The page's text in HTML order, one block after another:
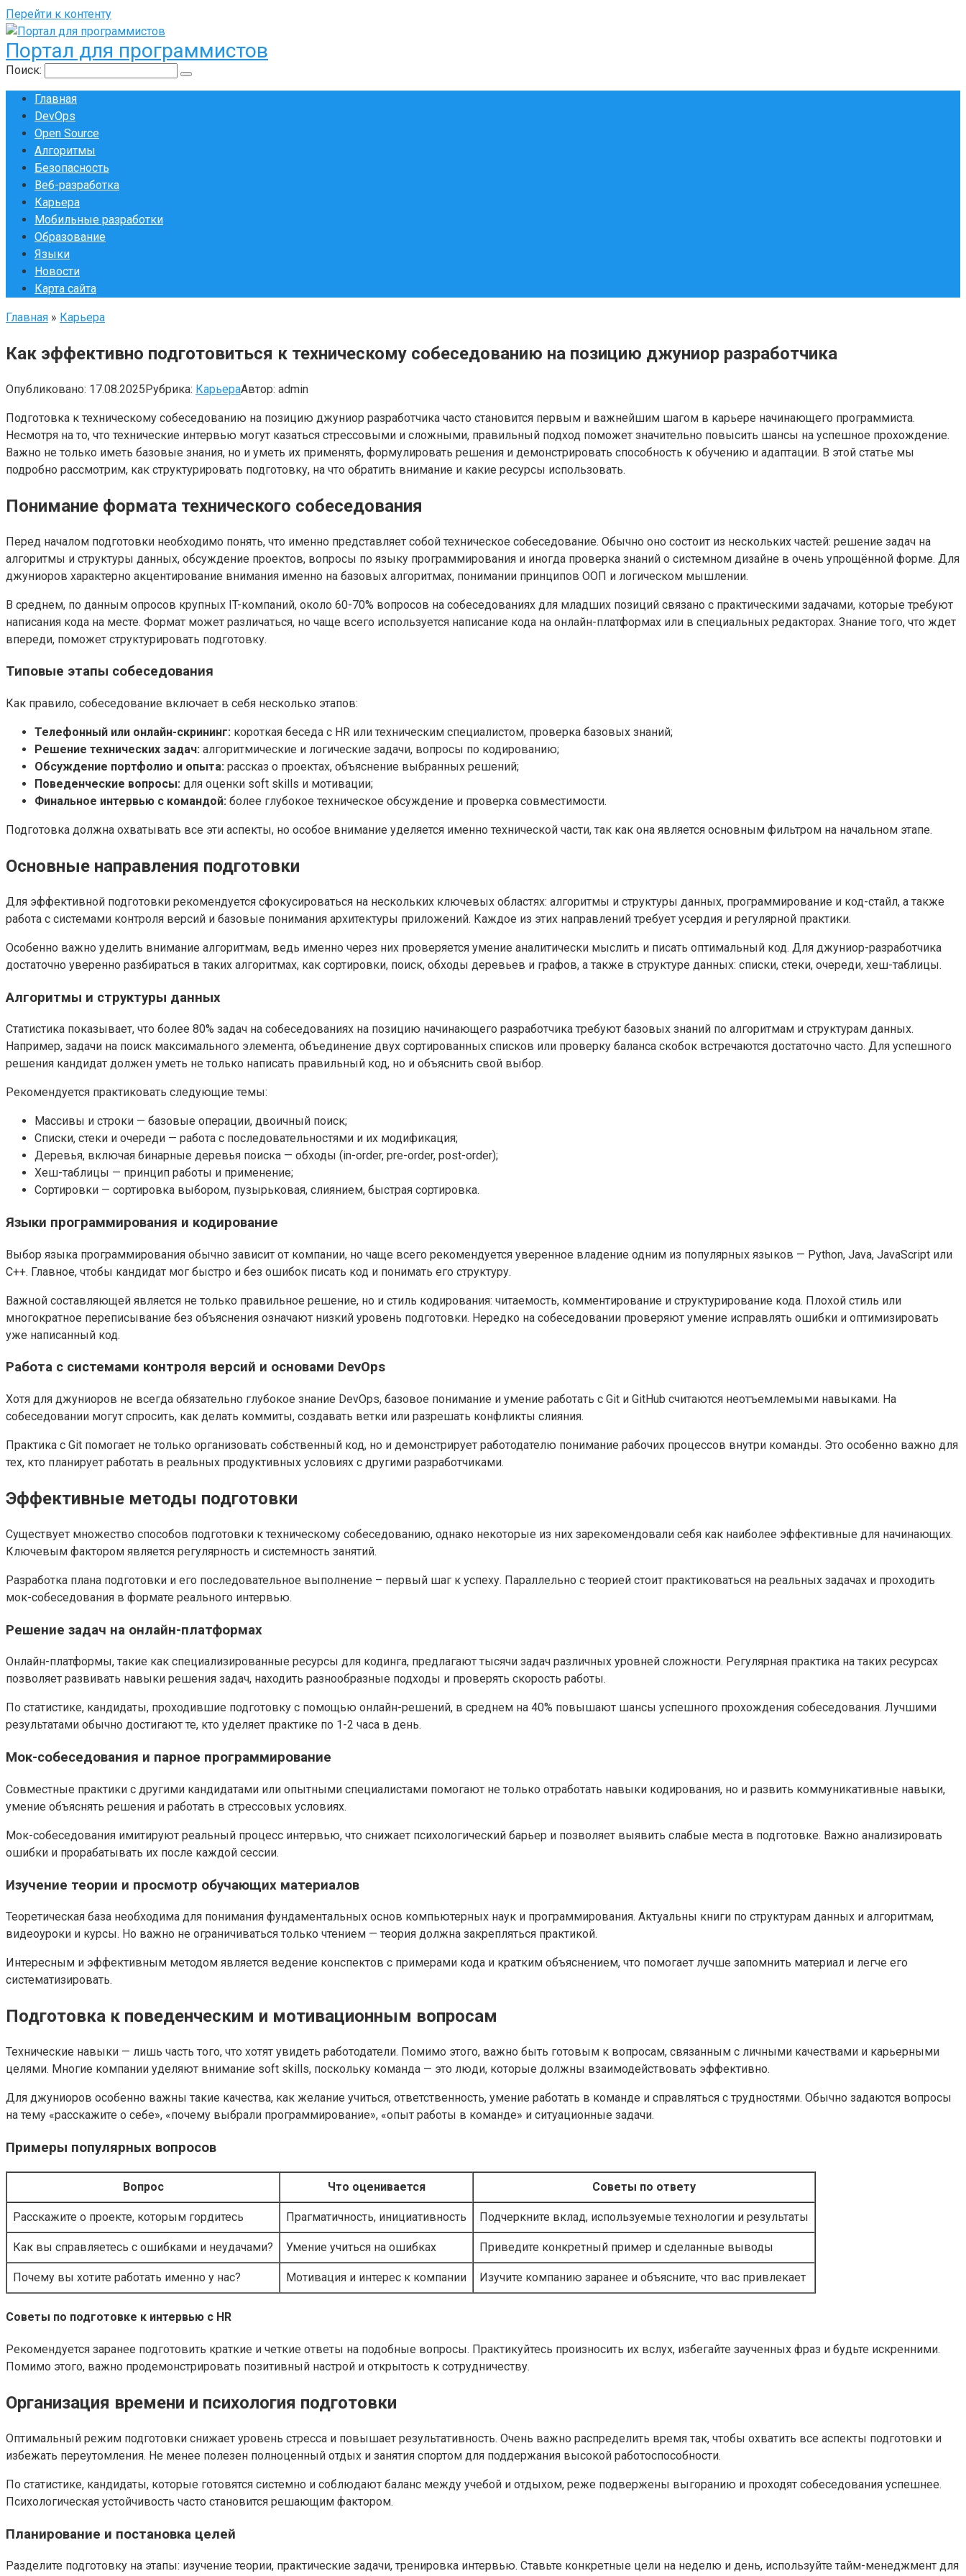
Перейти к контенту
Портал для программистов
Поиск:
Главная
DevOps
Open Source
Алгоритмы
Безопасность
Веб-разработка
Карьера
Мобильные разработки
Образование
Языки
Новости
Карта сайта
Главная » Карьера
Как эффективно подготовиться к техническому собеседованию на позицию джуниор разработчика
Опубликовано: 17.08.2025Рубрика: КарьераАвтор: admin
Подготовка к техническому собеседованию на позицию джуниор разработчика часто становится первым и важнейшим шагом в карьере начинающего программиста.
Несмотря на то, что технические интервью могут казаться стрессовыми и сложными, правильный подход поможет значительно повысить шансы на успешное прохождение.
Важно не только иметь базовые знания, но и уметь их применять, формулировать решения и демонстрировать способность к обучению и адаптации. В этой статье мы
подробно рассмотрим, как структурировать подготовку, на что обратить внимание и какие ресурсы использовать.
Понимание формата технического собеседования
Перед началом подготовки необходимо понять, что именно представляет собой техническое собеседование. Обычно оно состоит из нескольких частей: решение задач на
алгоритмы и структуры данных, обсуждение проектов, вопросы по языку программирования и иногда проверка знаний о системном дизайне в очень упрощённой форме. Для
джуниоров характерно акцентирование внимания именно на базовых алгоритмах, понимании принципов ООП и логическом мышлении.
В среднем, по данным опросов крупных IT-компаний, около 60-70% вопросов на собеседованиях для младших позиций связано с практическими задачами, которые требуют
написания кода на месте. Формат может различаться, но чаще всего используется написание кода на онлайн-платформах или в специальных редакторах. Знание того, что ждет
впереди, поможет структурировать подготовку.
Типовые этапы собеседования
Как правило, собеседование включает в себя несколько этапов:
Телефонный или онлайн-скрининг: короткая беседа с HR или техническим специалистом, проверка базовых знаний;
Решение технических задач: алгоритмические и логические задачи, вопросы по кодированию;
Обсуждение портфолио и опыта: рассказ о проектах, объяснение выбранных решений;
Поведенческие вопросы: для оценки soft skills и мотивации;
Финальное интервью с командой: более глубокое техническое обсуждение и проверка совместимости.
Подготовка должна охватывать все эти аспекты, но особое внимание уделяется именно технической части, так как она является основным фильтром на начальном этапе.
Основные направления подготовки
Для эффективной подготовки рекомендуется сфокусироваться на нескольких ключевых областях: алгоритмы и структуры данных, программирование и код-стайл, а также
работа с системами контроля версий и базовые понимания архитектуры приложений. Каждое из этих направлений требует усердия и регулярной практики.
Особенно важно уделить внимание алгоритмам, ведь именно через них проверяется умение аналитически мыслить и писать оптимальный код. Для джуниор-разработчика
достаточно уверенно разбираться в таких алгоритмах, как сортировки, поиск, обходы деревьев и графов, а также в структуре данных: списки, стеки, очереди, хеш-таблицы.
Алгоритмы и структуры данных
Статистика показывает, что более 80% задач на собеседованиях на позицию начинающего разработчика требуют базовых знаний по алгоритмам и структурам данных.
Например, задачи на поиск максимального элемента, объединение двух сортированных списков или проверку баланса скобок встречаются достаточно часто. Для успешного
решения кандидат должен уметь не только написать правильный код, но и объяснить свой выбор.
Рекомендуется практиковать следующие темы:
Массивы и строки — базовые операции, двоичный поиск;
Списки, стеки и очереди — работа с последовательностями и их модификация;
Деревья, включая бинарные деревья поиска — обходы (in-order, pre-order, post-order);
Хеш-таблицы — принцип работы и применение;
Сортировки — сортировка выбором, пузырьковая, слиянием, быстрая сортировка.
Языки программирования и кодирование
Выбор языка программирования обычно зависит от компании, но чаще всего рекомендуется уверенное владение одним из популярных языков — Python, Java, JavaScript или
C++. Главное, чтобы кандидат мог быстро и без ошибок писать код и понимать его структуру.
Важной составляющей является не только правильное решение, но и стиль кодирования: читаемость, комментирование и структурирование кода. Плохой стиль или
многократное переписывание без объяснения означают низкий уровень подготовки. Нередко на собеседовании проверяют умение исправлять ошибки и оптимизировать
уже написанный код.
Работа с системами контроля версий и основами DevOps
Хотя для джуниоров не всегда обязательно глубокое знание DevOps, базовое понимание и умение работать с Git и GitHub считаются неотъемлемыми навыками. На
собеседовании могут спросить, как делать коммиты, создавать ветки или разрешать конфликты слияния.
Практика с Git помогает не только организовать собственный код, но и демонстрирует работодателю понимание рабочих процессов внутри команды. Это особенно важно для
тех, кто планирует работать в реальных продуктивных условиях с другими разработчиками.
Эффективные методы подготовки
Существует множество способов подготовки к техническому собеседованию, однако некоторые из них зарекомендовали себя как наиболее эффективные для начинающих.
Ключевым фактором является регулярность и системность занятий.
Разработка плана подготовки и его последовательное выполнение – первый шаг к успеху. Параллельно с теорией стоит практиковаться на реальных задачах и проходить
мок-собеседования в формате реального интервью.
Решение задач на онлайн-платформах
Онлайн-платформы, такие как специализированные ресурсы для кодинга, предлагают тысячи задач различных уровней сложности. Регулярная практика на таких ресурсах
позволяет развивать навыки решения задач, находить разнообразные подходы и проверять скорость работы.
По статистике, кандидаты, проходившие подготовку с помощью онлайн-решений, в среднем на 40% повышают шансы успешного прохождения собеседования. Лучшими
результатами обычно достигают те, кто уделяет практике по 1-2 часа в день.
Мок-собеседования и парное программирование
Совместные практики с другими кандидатами или опытными специалистами помогают не только отработать навыки кодирования, но и развить коммуникативные навыки,
умение объяснять решения и работать в стрессовых условиях.
Мок-собеседования имитируют реальный процесс интервью, что снижает психологический барьер и позволяет выявить слабые места в подготовке. Важно анализировать
ошибки и прорабатывать их после каждой сессии.
Изучение теории и просмотр обучающих материалов
Теоретическая база необходима для понимания фундаментальных основ компьютерных наук и программирования. Актуальны книги по структурам данных и алгоритмам,
видеоуроки и курсы. Но важно не ограничиваться только чтением — теория должна закрепляться практикой.
Интересным и эффективным методом является ведение конспектов с примерами кода и кратким объяснением, что помогает лучше запомнить материал и легче его
систематизировать.
Подготовка к поведенческим и мотивационным вопросам
Технические навыки — лишь часть того, что хотят увидеть работодатели. Помимо этого, важно быть готовым к вопросам, связанным с личными качествами и карьерными
целями. Многие компании уделяют внимание soft skills, поскольку команда — это люди, которые должны взаимодействовать эффективно.
Для джуниоров особенно важны такие качества, как желание учиться, ответственность, умение работать в команде и справляться с трудностями. Обычно задаются вопросы
на тему «расскажите о себе», «почему выбрали программирование», «опыт работы в команде» и ситуационные задачи.
Примеры популярных вопросов
Вопрос Что оценивается Советы по ответу
Расскажите о проекте, которым гордитесь Прагматичность, инициативность Подчеркните вклад, используемые технологии и результаты
Как вы справляетесь с ошибками и неудачами? Умение учиться на ошибках Приведите конкретный пример и сделанные выводы
Почему вы хотите работать именно у нас? Мотивация и интерес к компании Изучите компанию заранее и объясните, что вас привлекает
Советы по подготовке к интервью с HR
Рекомендуется заранее подготовить краткие и четкие ответы на подобные вопросы. Практикуйтесь произносить их вслух, избегайте заученных фраз и будьте искренними.
Помимо этого, важно продемонстрировать позитивный настрой и открытость к сотрудничеству.
Организация времени и психология подготовки
Оптимальный режим подготовки снижает уровень стресса и повышает результативность. Очень важно распределить время так, чтобы охватить все аспекты подготовки и
избежать переутомления. Не менее полезен полноценный отдых и занятия спортом для поддержания высокой работоспособности.
По статистике, кандидаты, которые готовятся системно и соблюдают баланс между учебой и отдыхом, реже подвержены выгоранию и проходят собеседования успешнее.
Психологическая устойчивость часто становится решающим фактором.
Планирование и постановка целей
Разделите подготовку на этапы: изучение теории, практические задачи, тренировка интервью. Ставьте конкретные цели на неделю и день, используйте тайм-менеджмент для